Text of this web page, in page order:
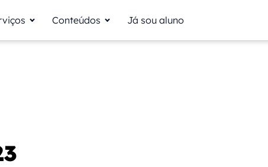
Conteúdos Já sou aluno